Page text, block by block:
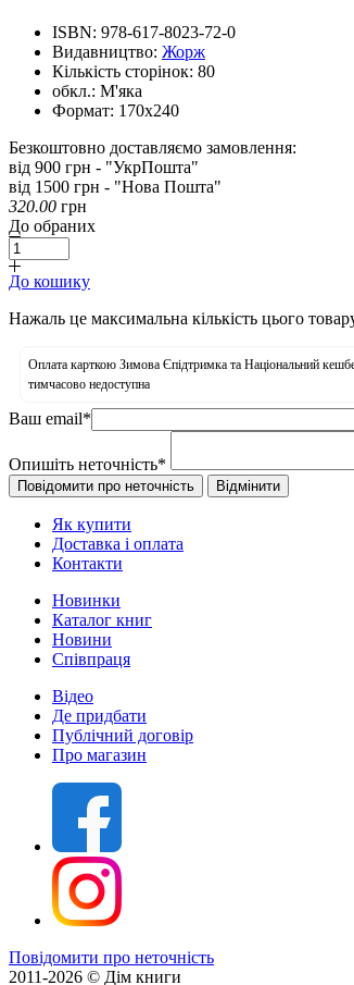
ISBN: 978-617-8023-72-0
Видавництво: Жорж
Кількість сторінок: 80
обкл.: М'яка
Формат: 170х240
Безкоштовно доставляємо замовлення:
від 900 грн - "УкрПошта"
від 1500 грн - "Нова Пошта"
320.00 грн
До обраних
До кошику
Нажаль це максимальна кількість цього
Оплата карткою Зимова Єпідтримка та Національний
тимчасово недоступна
Ваш email*
Опишіть неточність*
Як купити
Доставка і оплата
Контакти
Новинки
Каталог книг
Новини
Співпраця
Відео
Де придбати
Публічний договір
Про магазин
Повідомити про неточність
2011-2026 © Дім книги